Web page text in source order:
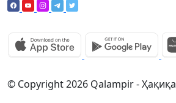
© Copyright 2026 Qalampir -